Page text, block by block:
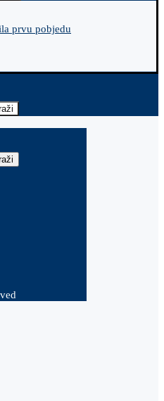
prvu pobjedu